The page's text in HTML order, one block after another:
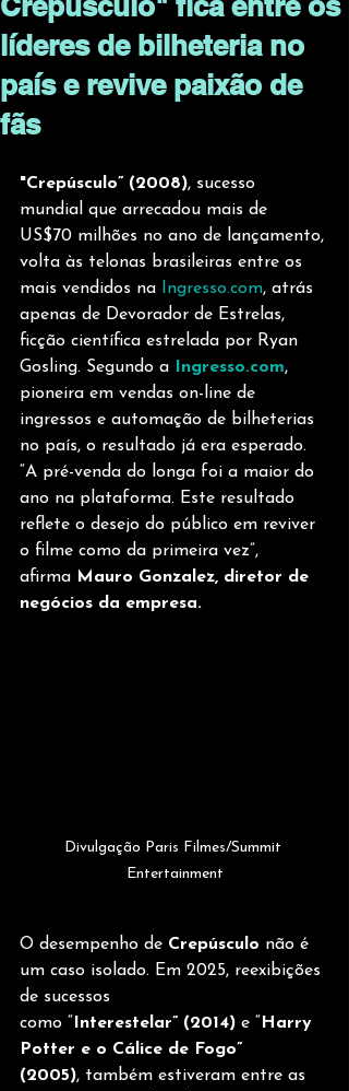
líderes de bilheteria no
país e revive paixão de
fãs
"Crepúsculo” (2008), sucesso
mundial que arrecadou mais de
US$70 milhões no ano de lançamento,
volta às telonas brasileiras entre os
mais vendidos na
Ingresso.com, atrás
apenas de Devorador de Estrelas,
ficção científica estrelada por Ryan
Gosling. Segundo a
Ingresso.com,
pioneira em vendas on-line de
ingressos e automação de bilheterias
no país, o resultado já era esperado.
“A pré-venda do longa foi a maior do
ano na plataforma. Este resultado
reflete o desejo do público em reviver
o filme como da primeira vez”,
afirma Mauro Gonzalez, diretor de
negócios da empresa.
Divulgação Paris Filmes/Summit
Entertainment
O desempenho de Crepúsculo não é
um caso isolado. Em 2025, reexibições
de sucessos
como “ Interestelar” (2014) e “ Harry
Potter e o Cálice de Fogo”
(2005), também estiveram entre as